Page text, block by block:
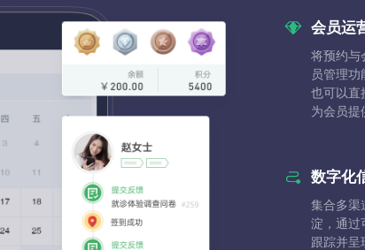
会员运
将预约与
员管理功
也可以直
为会员提
数字化
集合多渠
淀，通过
跟踪并呈